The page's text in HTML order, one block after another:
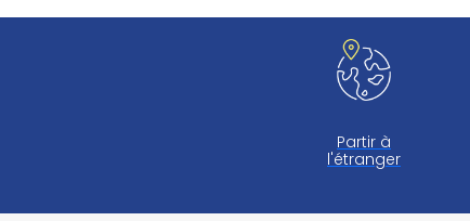
Partir à
l'étranger